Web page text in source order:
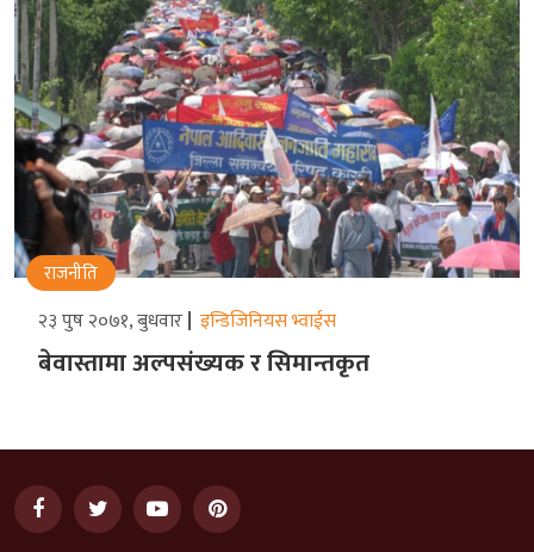
राजनीति
२३ पुष २०७१, बुधवार इन्डिजिनियस भ्वाईस
बेवास्तामा अल्पसंख्यक र सिमान्तकृत